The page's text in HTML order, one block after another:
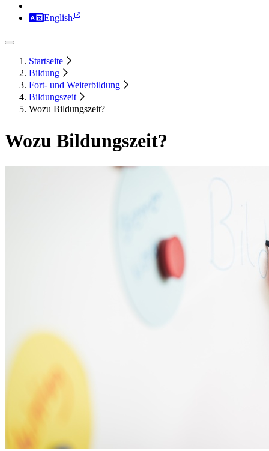
English
Startseite
Bildung
Fort- und Weiterbildung
Bildungszeit
Wozu Bildungszeit?
Wozu Bildungszeit?